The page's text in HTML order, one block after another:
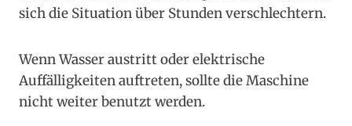
sich die Situation über Stunden verschlechtern.
Wenn Wasser austritt oder elektrische
Auffälligkeiten auftreten, sollte die Maschine
nicht weiter benutzt werden.